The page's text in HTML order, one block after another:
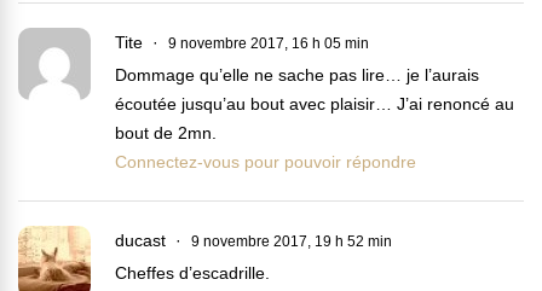
Tite 9 novembre 2017, 16 h 05 min
Dommage qu’elle ne sache pas lire… je l’aurais
écoutée jusqu’au bout avec plaisir… J’ai renoncé au
bout de 2mn.
Connectez-vous pour pouvoir répondre
ducast 9 novembre 2017, 19 h 52 min
Cheffes d’escadrille.